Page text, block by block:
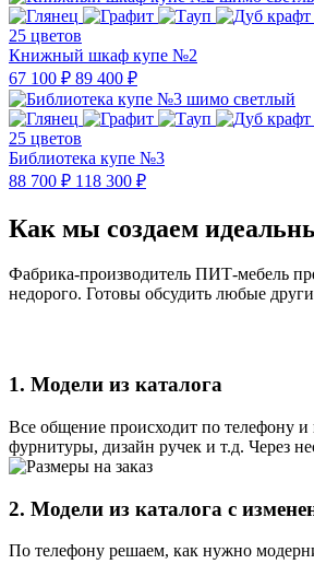
25 цветов
Книжный шкаф купе №2
67 100 ₽ 89 400 ₽
25 цветов
Библиотека купе №3
88 700 ₽ 118 300 ₽
Как мы создаем
Фабрика-производитель ПИТ-мебель
недорого. Готовы обсудить любые
1. Модели из каталога
Все общение происходит по телефону
фурнитуры, дизайн ручек и т.д. Через
2. Модели из каталога с
По телефону решаем, как нужно